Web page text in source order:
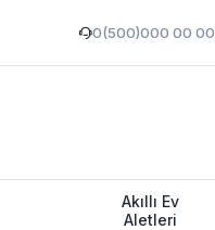
0(500)000 00 00
Akıllı Ev
Aletleri